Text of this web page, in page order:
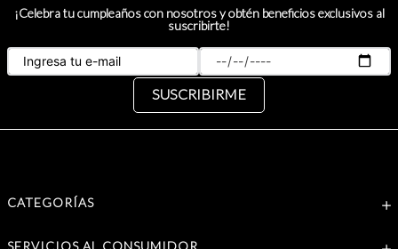
¡Celebra tu cumpleaños con nosotros y obtén beneficios exclusivos al
suscribirte!
SUSCRIBIRME
CATEGORÍAS
SERVICIOS AL CONSUMIDOR